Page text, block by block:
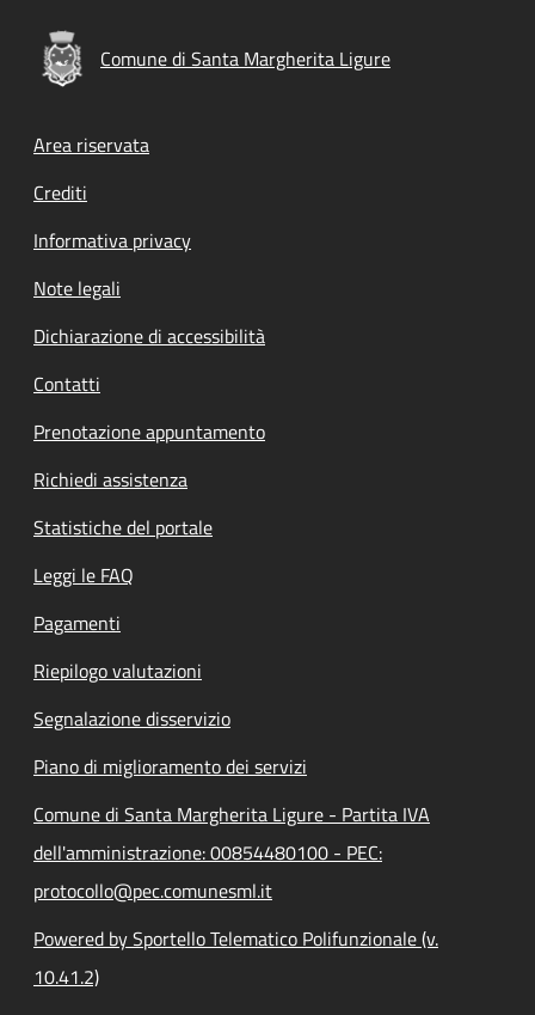
Comune di Santa Margherita Ligure
Footer menu
Area riservata
Crediti
Informativa privacy
Note legali
Dichiarazione di accessibilità
Contatti
Prenotazione appuntamento
Richiedi assistenza
Statistiche del portale
Leggi le FAQ
Pagamenti
Riepilogo valutazioni
Segnalazione disservizio
Piano di miglioramento dei servizi
Comune di Santa Margherita Ligure - Partita IVA
dell'amministrazione: 00854480100 - PEC:
protocollo@pec.comunesml.it
Powered by Sportello Telematico Polifunzionale (v.
10.41.2)